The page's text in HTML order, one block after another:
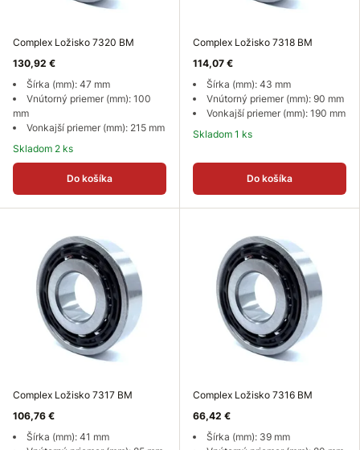
Complex Ložisko 7320 BM
130,92 €
Šírka (mm): 47 mm
Vnútorný priemer (mm): 100
mm
Vonkajší priemer (mm): 215 mm
Skladom 2 ks
Do košíka
Complex Ložisko 7318 BM
114,07 €
Šírka (mm): 43 mm
Vnútorný priemer (mm): 90 mm
Vonkajší priemer (mm): 190 mm
Skladom 1 ks
Do košíka
Complex Ložisko 7317 BM
106,76 €
Šírka (mm): 41 mm
Complex Ložisko 7316 BM
66,42 €
Šírka (mm): 39 mm